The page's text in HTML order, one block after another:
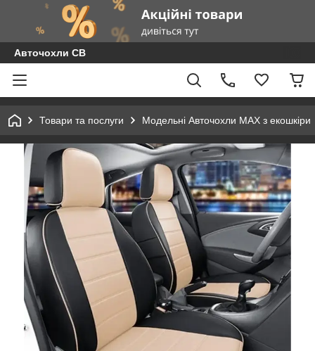
Авточохли СВ
Товари та послуги Модельні Авточохли MAX з екошкіри